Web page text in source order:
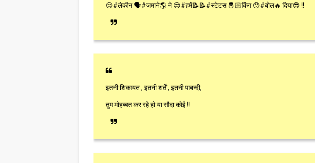
😔#लेकीन 🗣#जमाने🌎 ने 😒#हमें📝📝#स्टेटस 🤴🏻किंग 😯#बोल🔥 दिया😎 !!
इतनी शिकायत , इतनी शर्तें , इतनी पाबन्दी,
तुम मोहब्बत कर रहे हो या सौदा कोई !!